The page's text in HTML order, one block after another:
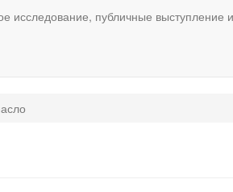
исследование, публичные выступление и